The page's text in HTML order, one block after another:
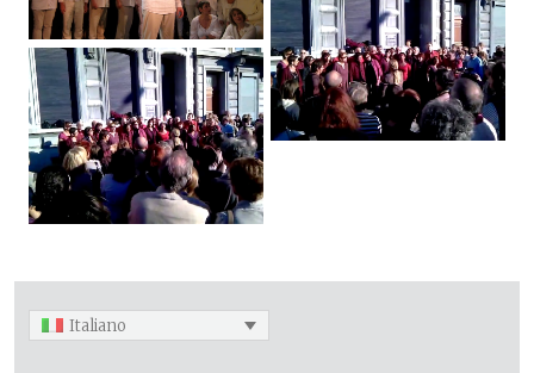
Voix sur Meuse – Octobre 2010 (video 1)
Voix sur Meuse – Octobre 2010 (video 2)
Italiano